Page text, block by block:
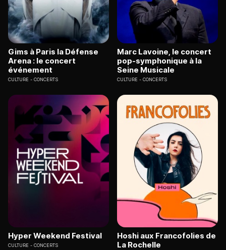
Gims à Paris la Défense
Arena : le concert
événement
CULTURE CONCERTS
Marc Lavoine, le concert
pop-symphonique à la
Seine Musicale
CULTURE CONCERTS
Hyper Weekend Festival
CULTURE CONCERTS
Hoshi aux Francofolies de
La Rochelle